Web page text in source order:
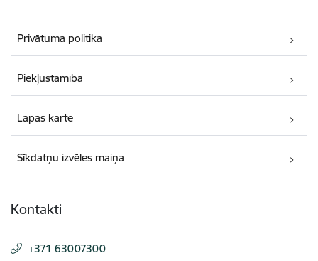
Privātuma politika
Piekļūstamība
Lapas karte
Sīkdatņu izvēles maiņa
Kontakti
+371 63007300